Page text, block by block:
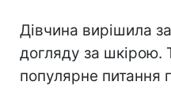
Дівчина вирішила
догляду за шкірою.
популярне питання